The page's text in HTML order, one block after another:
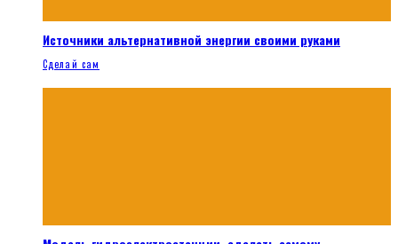
Источники альтернативной энергии своими руками
Сделай сам